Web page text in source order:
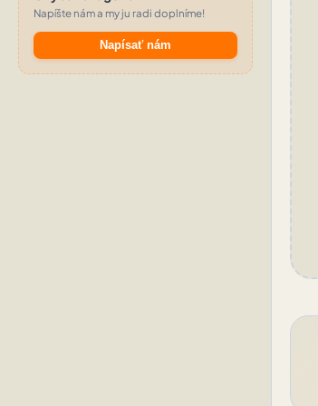
Napíšte nám a my ju radi doplníme!
Napísať nám